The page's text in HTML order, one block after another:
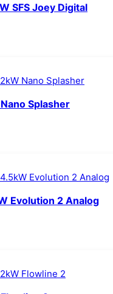
SFS Joey Digital
Splasher
Evolution 2 Analog